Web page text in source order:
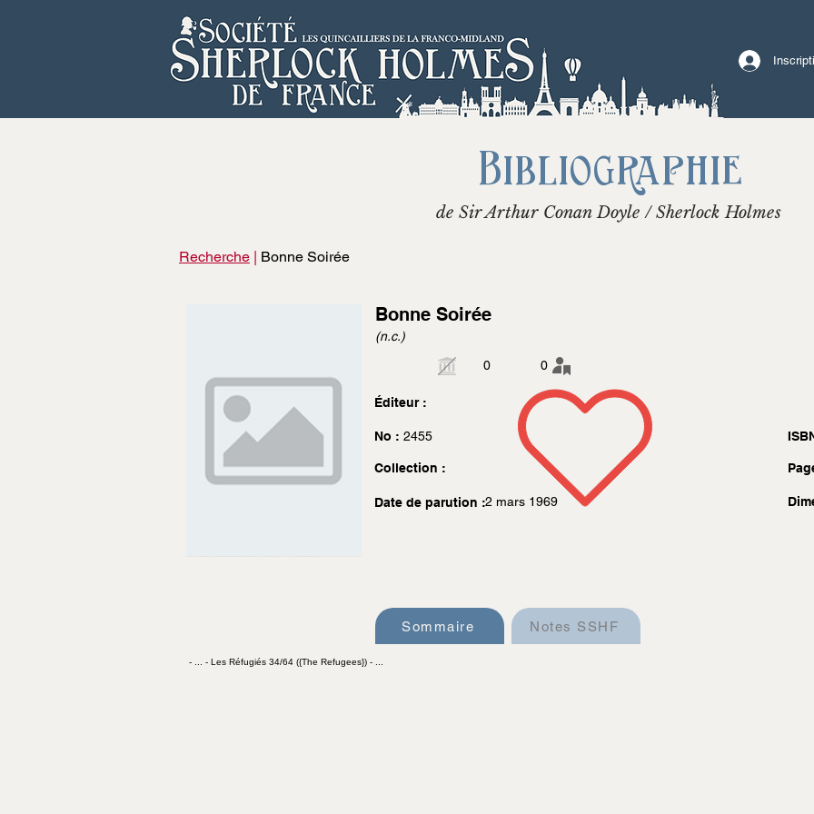
Bibliographie
de Sir Arthur Conan Doyle / Sherlock Holmes
Recherche | Bonne Soirée
Bonne Soirée
(n.c.)
0
0
Éditeur :
No : 2455
Collection :
Date de parution :2 mars 1969
Sommaire Notes SSHF
- ... - Les Réfugiés 34/64 ({The Refugees}) - ...